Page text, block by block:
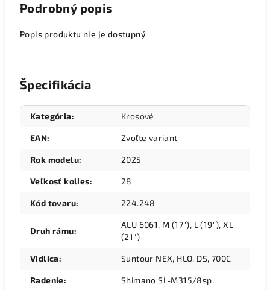
Podrobný popis
Popis produktu nie je dostupný
Špecifikácia
Kategória: Krosové
EAN: Zvoľte variant
Rok modelu: 2025
Veľkosť kolies: 28"
Kód tovaru: 224.248
Druh rámu:
ALU 6061, M (17"), L (19"), XL
(21")
Vidlica: Suntour NEX, HLO, DS, 700C
Radenie: Shimano SL-M315/8sp.